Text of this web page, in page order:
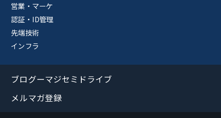
営業・マーケ
認証・ID管理
先端技術
インフラ
ブログーマジセミドライブ
メルマガ登録